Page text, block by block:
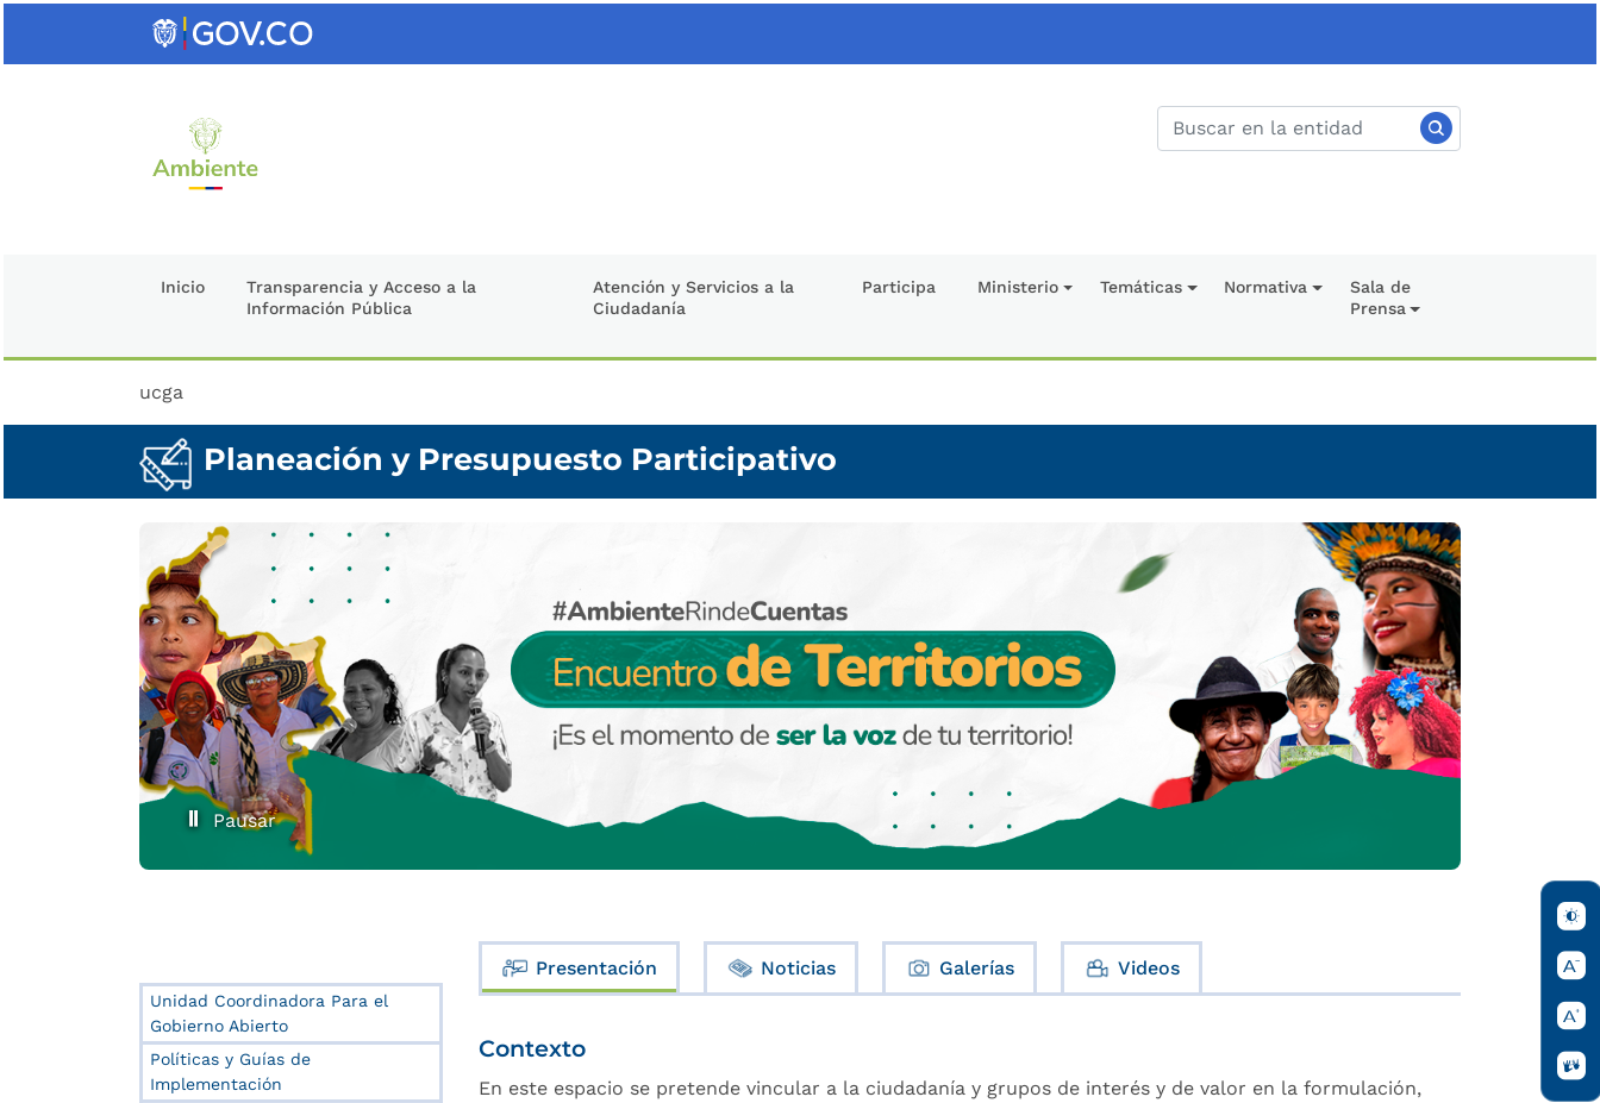
Inicio
Transparencia y Acceso a la
Información Pública
Atención y Servicios a la
Ciudadanía
Participa Ministerio Temáticas Normativa
Sala de
Prensa
ucga
Planeación y Presupuesto Participativo
Pausar
Unidad Coordinadora Para el
Gobierno Abierto
Políticas y Guías de
Implementación
Presentación Noticias Galerías Videos
Contexto
En este espacio se pretende vincular a la ciudadanía y grupos de interés y de valor en la formulación,